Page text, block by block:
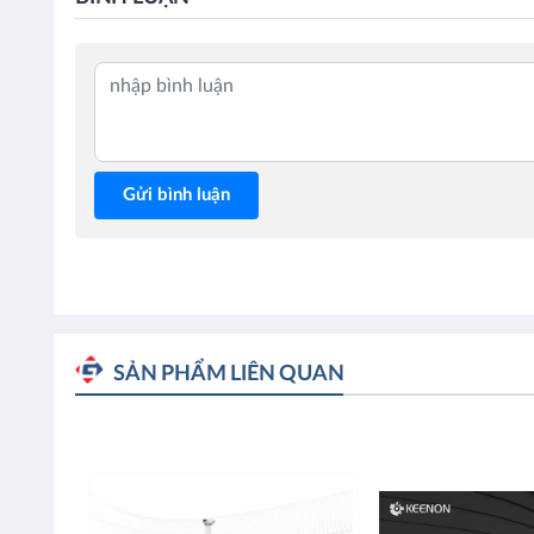
Gửi bình luận
SẢN PHẨM LIÊN QUAN